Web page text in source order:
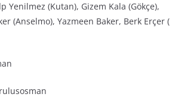
Yenilmez (Kutan), Gizem Kala (Gökçe),
(Anselmo), Yazmeen Baker, Berk Erçer (